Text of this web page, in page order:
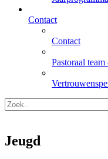
Contact
Contact
Pastoraal
Jeugd